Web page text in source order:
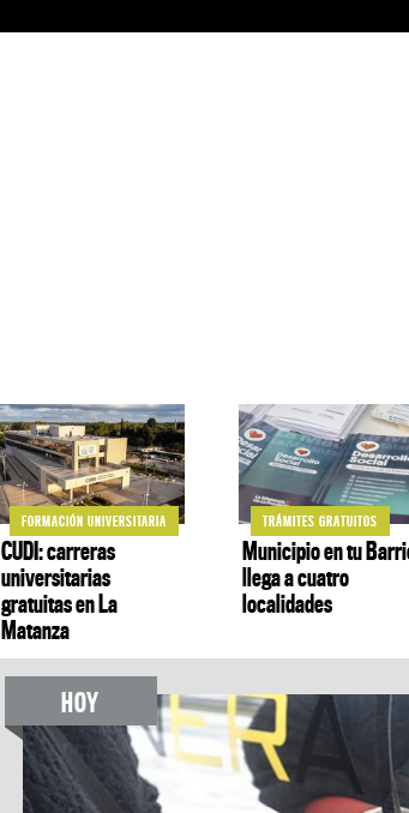
FORMACIÓN UNIVERSITARIA
CUDI: carreras
universitarias
gratuitas en La
Matanza
TRÁMITES GRATUITOS
Municipio en tu
llega a cuatro
localidades
HOY